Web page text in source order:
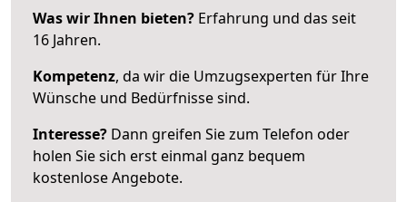
Was wir Ihnen bieten? Erfahrung und das seit
16 Jahren.
Kompetenz, da wir die Umzugsexperten für Ihre
Wünsche und Bedürfnisse sind.
Interesse? Dann greifen Sie zum Telefon oder
holen Sie sich erst einmal ganz bequem
kostenlose Angebote.